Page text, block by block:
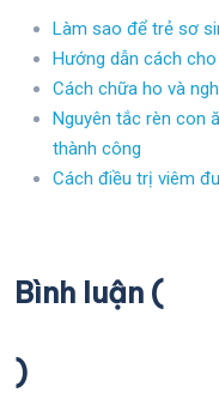
Làm sao để trẻ sơ
Hướng dẫn cách
Cách chữa ho và
Nguyên tắc rèn con
thành công
Cách điều trị viêm
Bình luận (
)